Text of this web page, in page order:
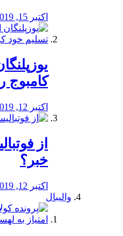
اکتبر 15, 2019
کامبوج
اکتبر 12, 2019
از
خبر؟
اکتبر 12, 2019
والیبال